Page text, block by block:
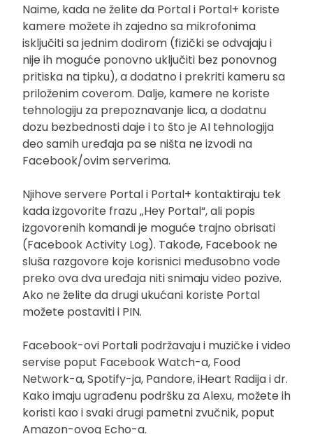
Naime, kada ne želite da Portal i Portal+ koriste
kamere možete ih zajedno sa mikrofonima
isključiti sa jednim dodirom (fizički se odvajaju i
nije ih moguće ponovno uključiti bez ponovnog
pritiska na tipku), a dodatno i prekriti kameru sa
priloženim coverom. Dalje, kamere ne koriste
tehnologiju za prepoznavanje lica, a dodatnu
dozu bezbednosti daje i to što je AI tehnologija
deo samih uređaja pa se ništa ne izvodi na
Facebook/ovim serverima.
Njihove servere Portal i Portal+ kontaktiraju tek
kada izgovorite frazu „Hey Portal“, ali popis
izgovorenih komandi je moguće trajno obrisati
(Facebook Activity Log). Takođe, Facebook ne
sluša razgovore koje korisnici međusobno vode
preko ova dva uređaja niti snimaju video pozive.
Ako ne želite da drugi ukućani koriste Portal
možete postaviti i PIN.
Facebook-ovi Portali podržavaju i muzičke i video
servise poput Facebook Watch-a, Food
Network-a, Spotify-ja, Pandore, iHeart Radija i dr.
Kako imaju ugrađenu podršku za Alexu, možete ih
koristi kao i svaki drugi pametni zvučnik, poput
Amazon-ovog Echo-a.